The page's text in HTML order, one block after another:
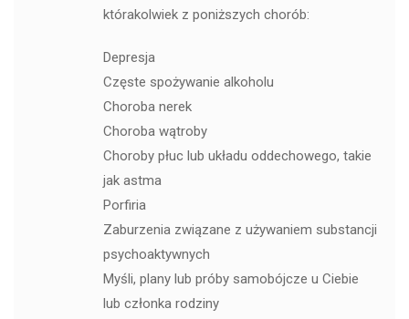
którakolwiek z poniższych chorób:
Depresja
Częste spożywanie alkoholu
Choroba nerek
Choroba wątroby
Choroby płuc lub układu oddechowego, takie
jak astma
Porfiria
Zaburzenia związane z używaniem substancji
psychoaktywnych
Myśli, plany lub próby samobójcze u Ciebie
lub członka rodziny